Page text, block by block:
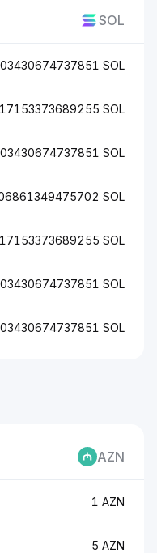
AZN
1 AZN
5 AZN
SOL
SOL
SOL
SOL
SOL
SOL
SOL
SOL